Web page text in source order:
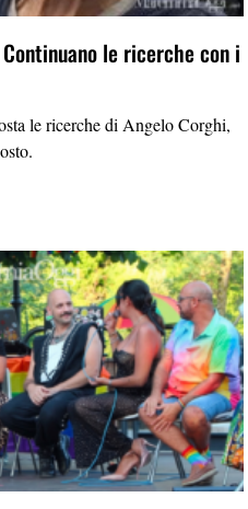
le ricerche con i
le ricerche di Angelo Corghi,